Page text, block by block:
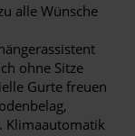
alle Wünsche
ohne Sitze
Gurte freuen
Klimaautomatik